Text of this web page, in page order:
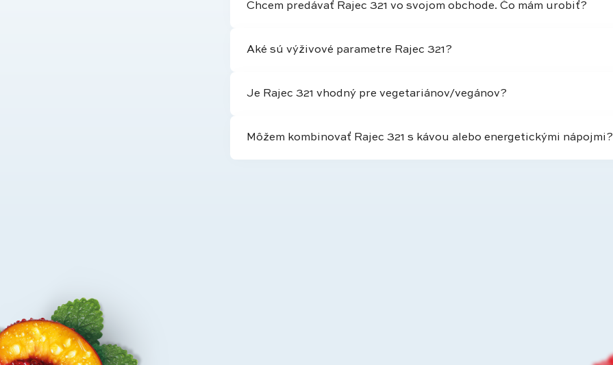
Chcem predávať Rajec 321 vo svojom obchode. Čo mám urobiť?
Aké sú výživové parametre Rajec 321?
Je Rajec 321 vhodný pre vegetariánov/vegánov?
Môžem kombinovať Rajec 321 s kávou alebo energetickými nápojmi?